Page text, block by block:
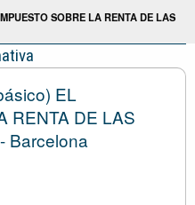
SOBRE LA RENTA DE LAS
EL
RENTA DE LAS
Barcelona